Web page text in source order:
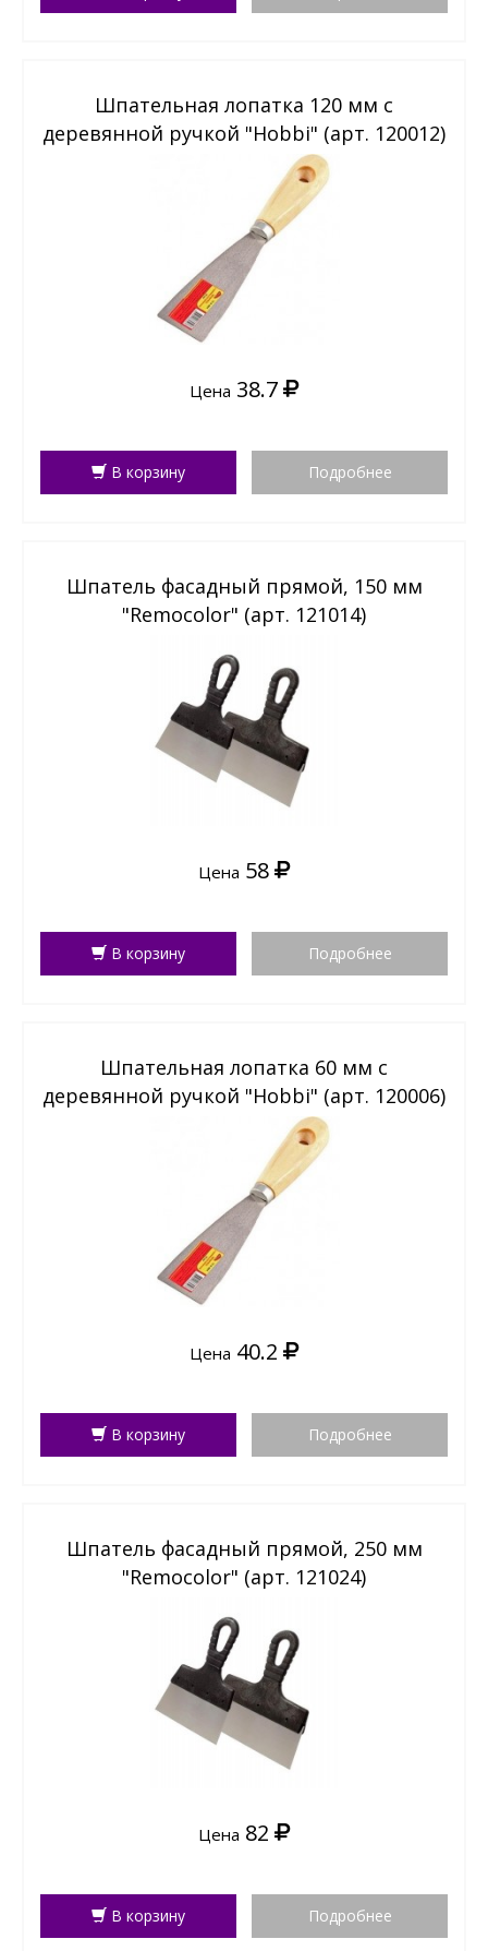
Шпательная лопатка 120 мм с
деревянной ручкой "Hobbi" (арт. 120012)
Цена 38.7
В корзину Подробнее
Шпатель фасадный прямой, 150 мм
"Remocolor" (арт. 121014)
Цена 58
В корзину Подробнее
Шпательная лопатка 60 мм с
деревянной ручкой "Hobbi" (арт. 120006)
Цена 40.2
В корзину Подробнее
Шпатель фасадный прямой, 250 мм
"Remocolor" (арт. 121024)
Цена 82
В корзину Подробнее